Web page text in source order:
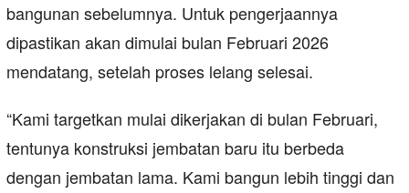
bangunan sebelumnya. Untuk pengerjaannya
dipastikan akan dimulai bulan Februari 2026
mendatang, setelah proses lelang selesai.
“Kami targetkan mulai dikerjakan di bulan Februari,
tentunya konstruksi jembatan baru itu berbeda
dengan jembatan lama. Kami bangun lebih tinggi dan